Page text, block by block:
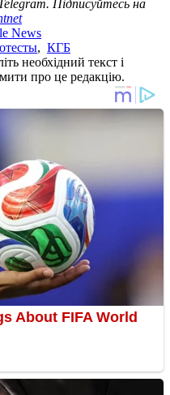
Підписуйтесь на
News
, КГБ
необхідний текст і
про це редакцію.